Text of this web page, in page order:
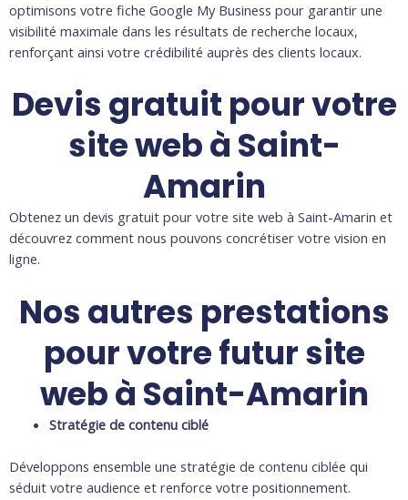
optimisons votre fiche Google My Business pour garantir une
visibilité maximale dans les résultats de recherche locaux,
renforçant ainsi votre crédibilité auprès des clients locaux.
Devis gratuit pour votre
site web à Saint-
Amarin
Obtenez un devis gratuit pour votre site web à Saint-Amarin et
découvrez comment nous pouvons concrétiser votre vision en
ligne.
Nos autres prestations
pour votre futur site
web à Saint-Amarin
Stratégie de contenu ciblé
Développons ensemble une stratégie de contenu ciblée qui
séduit votre audience et renforce votre positionnement.